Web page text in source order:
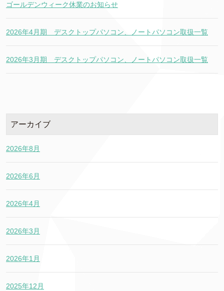
ゴールデンウィーク休業のお知らせ
2026年4月期 デスクトップパソコン、ノートパソコン取扱一覧
2026年3月期 デスクトップパソコン、ノートパソコン取扱一覧
アーカイブ
2026年8月
2026年6月
2026年4月
2026年3月
2026年1月
2025年12月